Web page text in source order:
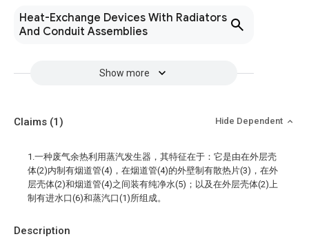
Heat-Exchange Devices With Radiators
And Conduit Assemblies
Show more
Description
Claims (1) Hide Dependent
1.一种废气余热利用蒸汽发生器，其特征在于：它是由在外层壳
体(2)内制有烟道管(4)，在烟道管(4)的外壁制有散热片(3)，在外
层壳体(2)和烟道管(4)之间装有纯净水(5)；以及在外层壳体(2)上
制有进水口(6)和蒸汽口(1)所组成。